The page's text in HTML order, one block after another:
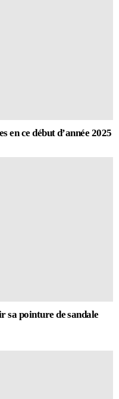
en ce début d’année 2025
sa pointure de sandale